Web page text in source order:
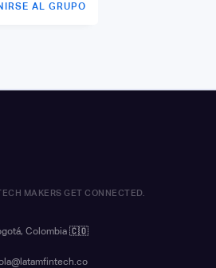
AL GRUPO
MAKERS GET CONNECTED.
Colombia 🇨🇴